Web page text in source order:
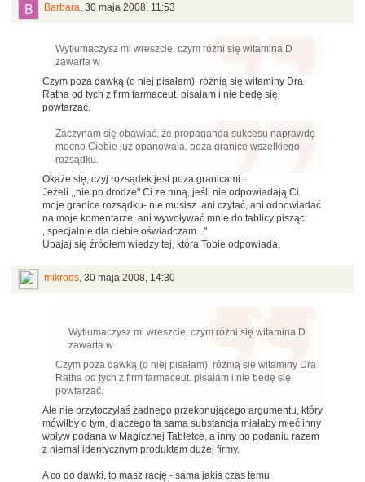
Barbara, 30 maja 2008, 11:53
Wytłumaczysz mi wreszcie, czym różni się witamina D
zawarta w
Czym poza dawką (o niej pisałam) różnią się witaminy Dra
Ratha od tych z firm farmaceut. pisałam i nie bedę się
powtarzać.
Zaczynam się obawiać, że propaganda sukcesu naprawdę
mocno Ciebie już opanowała, poza granice wszelkiego
rozsądku.
Okaże się, czyj rozsądek jest poza granicami...
Jeżeli ,,nie po drodze" Ci ze mną, jeśli nie odpowiadają Ci
moje granice rozsądku- nie musisz ani czytać, ani odpowiadać
na moje komentarze, ani wywoływać mnie do tablicy pisząc:
,,specjalnie dla ciebie oświadczam..."
Upajaj się źródłem wiedzy tej, która Tobie odpowiada.
mikroos, 30 maja 2008, 14:30
Wytłumaczysz mi wreszcie, czym różni się witamina D
zawarta w
Czym poza dawką (o niej pisałam) różnią się witaminy Dra
Ratha od tych z firm farmaceut. pisałam i nie bedę się
powtarzać.
Ale nie przytoczyłaś żadnego przekonującego argumentu, który
mówiłby o tym, dlaczego ta sama substancja miałaby mieć inny
wpływ podana w Magicznej Tabletce, a inny po podaniu razem
z niemal identycznym produktem dużej firmy.
A co do dawki, to masz rację - sama jakiś czas temu